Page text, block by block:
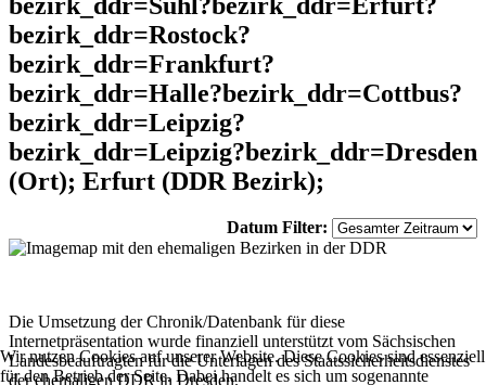
bezirk_ddr=Suhl?bezirk_ddr=Erfurt?
bezirk_ddr=Rostock?
bezirk_ddr=Frankfurt?
bezirk_ddr=Halle?bezirk_ddr=Cottbus?
bezirk_ddr=Leipzig?
bezirk_ddr=Leipzig?bezirk_ddr=Dresden
(Ort); Erfurt (DDR Bezirk);
Datum Filter:
Die Umsetzung der Chronik/Datenbank für diese
Internetpräsentation wurde finanziell unterstützt vom Sächsischen
Landesbeauftragten für die Unterlagen des Staatssicherheitsdienstes
der ehemaligen DDR in Dresden.
Wir nutzen Cookies auf unserer Website. Diese Cookies sind essenziell
für den Betrieb der Seite. Dabei handelt es sich um sogenannte